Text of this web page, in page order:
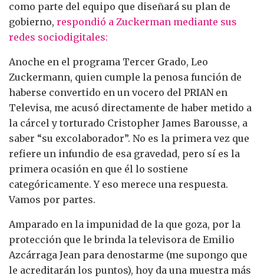
como parte del equipo que diseñará su plan de
gobierno, respondió a Zuckerman mediante sus
redes sociodigitales:
Anoche en el programa Tercer Grado, Leo
Zuckermann, quien cumple la penosa función de
haberse convertido en un vocero del PRIAN en
Televisa, me acusó directamente de haber metido a
la cárcel y torturado Cristopher James Barousse, a
saber “su excolaborador”. No es la primera vez que
refiere un infundio de esa gravedad, pero sí es la
primera ocasión en que él lo sostiene
categóricamente. Y eso merece una respuesta.
Vamos por partes.
Amparado en la impunidad de la que goza, por la
protección que le brinda la televisora de Emilio
Azcárraga Jean para denostarme (me supongo que
le acreditarán los puntos), hoy da una muestra más